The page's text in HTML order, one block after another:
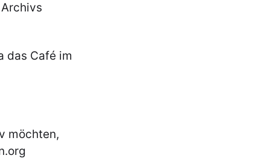
das Café im
möchten,